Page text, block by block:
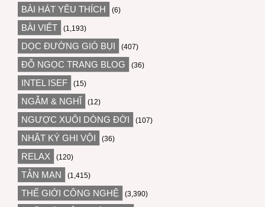
BÀI HÁT YÊU THÍCH (6)
BÀI VIẾT (1,193)
DỌC ĐƯỜNG GIÓ BỤI (407)
ĐỖ NGỌC TRANG BLOG (36)
INTEL ISEF (15)
NGẪM & NGHĨ (12)
NGƯỢC XUÔI DÒNG ĐỜI (107)
NHẬT KÝ GHI VỘI (36)
RELAX (120)
TẢN MẠN (1,415)
THẾ GIỚI CÔNG NGHỆ (3,390)